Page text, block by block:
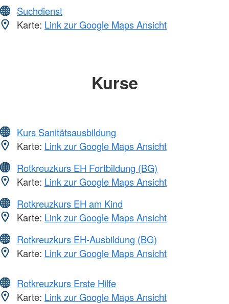
Suchdienst
Karte: Link zur Google Maps Ansicht
Kurse
Kurs Sanitätsausbildung
Karte: Link zur Google Maps Ansicht
Rotkreuzkurs EH Fortbildung (BG)
Karte: Link zur Google Maps Ansicht
Rotkreuzkurs EH am Kind
Karte: Link zur Google Maps Ansicht
Rotkreuzkurs EH-Ausbildung (BG)
Karte: Link zur Google Maps Ansicht
Rotkreuzkurs Erste Hilfe
Karte: Link zur Google Maps Ansicht